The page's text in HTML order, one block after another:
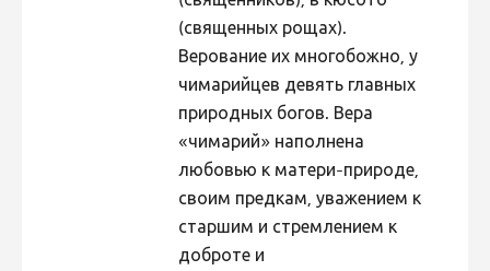
(священных рощах).
Верование их многобожно, у
чимарийцев девять главных
природных богов. Вера
«чимарий» наполнена
любовью к матери-природе,
своим предкам, уважением к
старшим и стремлением к
доброте и